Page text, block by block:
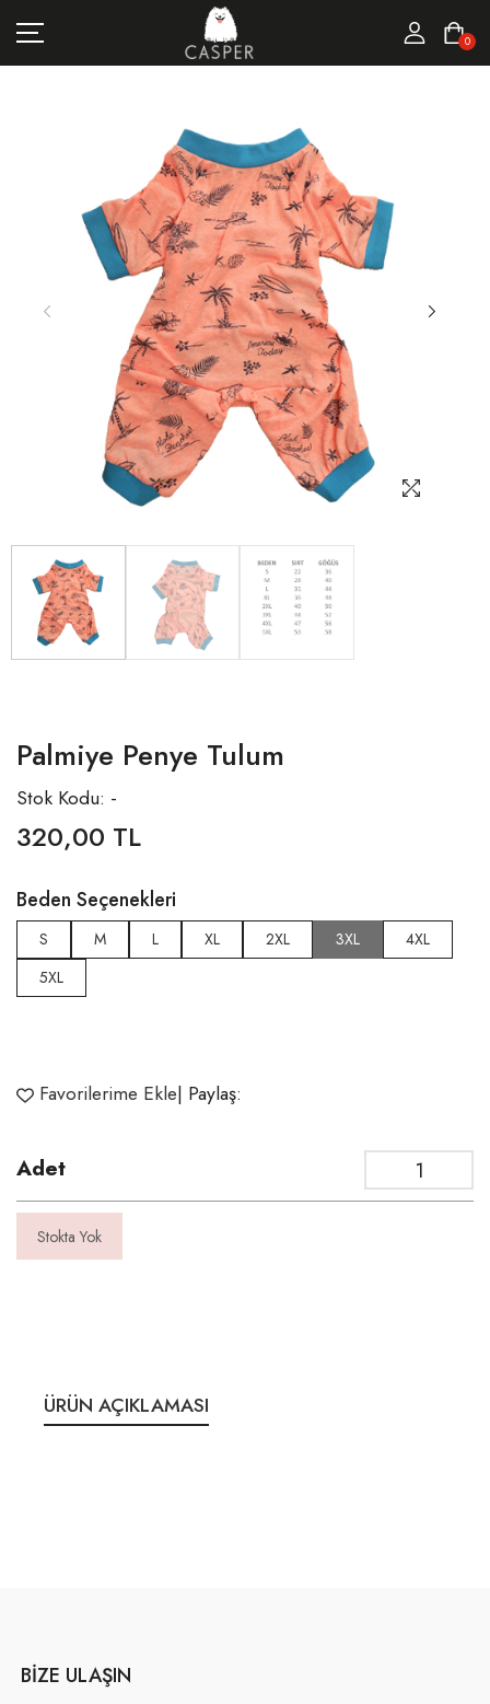
0
MARKALAR
Palmiye Penye Tulum
Stok Kodu: -
320,00 TL
Beden Seçenekleri
S M L XL 2XL 3XL
4XL
5XL
Favorilerime Ekle| Paylaş:
Adet
Stokta Yok
ÜRÜN AÇIKLAMASI
BIZE ULAŞIN